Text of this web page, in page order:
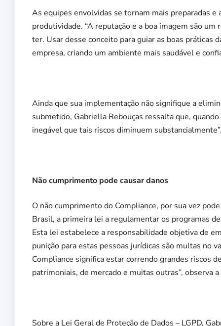
As equipes envolvidas se tornam mais preparadas
produtividade. “A reputação e a boa imagem são
ter. Usar desse conceito para guiar as boas práticas
empresa, criando um ambiente mais saudável e
Ainda que sua implementação não signifique a
submetido, Gabriella Rebouças ressalta que,
inegável que tais riscos diminuem
Não cumprimento pode causar danos
O não cumprimento do Compliance, por sua vez
Brasil, a primeira lei a regulamentar os programas
Esta lei estabelece a responsabilidade objetiva de
punição para estas pessoas jurídicas são multas no
Compliance significa estar correndo grandes riscos
patrimoniais, de mercado e muitas outras”, observa
Sobre a Lei Geral de Proteção de Dados – LGPD,